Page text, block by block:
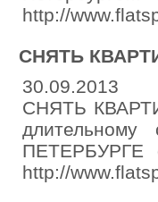
http://
СНЯТЬ
30.09.2013
СНЯТЬ
ПЕТЕРБУРГЕ
http://